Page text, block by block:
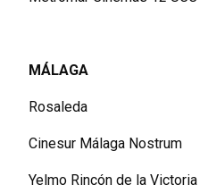
MÁLAGA
Rosaleda
Cinesur Málaga Nostrum
Yelmo Rincón de la Victoria